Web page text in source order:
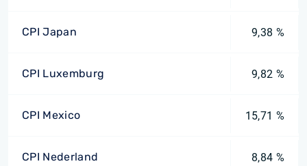
CPI Japan 9,38 %
CPI Luxemburg 9,82 %
CPI Mexico 15,71 %
CPI Nederland 8,84 %